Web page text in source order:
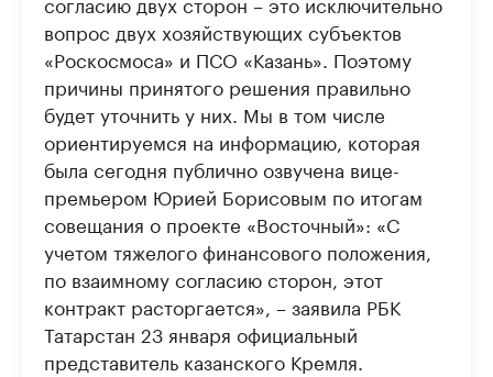
вопрос двух хозяйствующих субъектов
«Роскосмоса» и ПСО «Казань». Поэтому
причины принятого решения правильно
будет уточнить у них. Мы в том числе
ориентируемся на информацию, которая
была сегодня публично озвучена вице-
премьером Юрией Борисовым по итогам
совещания о проекте «Восточный»: «С
учетом тяжелого финансового положения,
по взаимному согласию сторон, этот
контракт расторгается», – заявила РБК
Татарстан 23 января официальный
представитель казанского Кремля.